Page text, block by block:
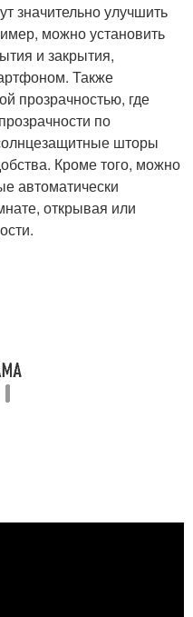
значительно улучшить
можно установить
и закрытия,
Также
прозрачностью, где
по
шторы
Кроме того, можно
автоматически
открывая или